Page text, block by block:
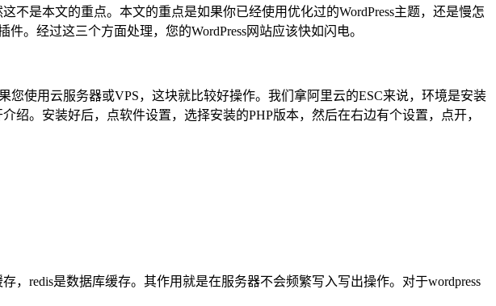
不是本文的重点。本文的重点是如果你已经使用优化过的WordPress主题，还是慢怎
。经过这三个方面处理，您的WordPress网站应该快如闪电。
用云服务器或VPS，这块就比较好操作。我们拿阿里云的ESC来说，环境是安装
。安装好后，点软件设置，选择安装的PHP版本，然后在右边有个设置，点开，
redis是数据库缓存。其作用就是在服务器不会频繁写入写出操作。对于wordpress